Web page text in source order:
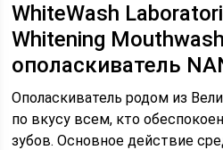
WhiteWash
Whitening
ополаскиватель
Ополаскиватель родом из
по вкусу всем, кто
зубов. Основное действие